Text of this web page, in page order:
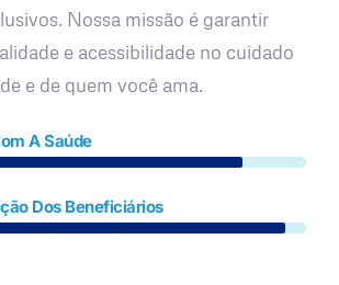
Nossa missão é garantir
e acessibilidade no cuidado
e de quem você ama.
A Saúde
Dos Beneficiários